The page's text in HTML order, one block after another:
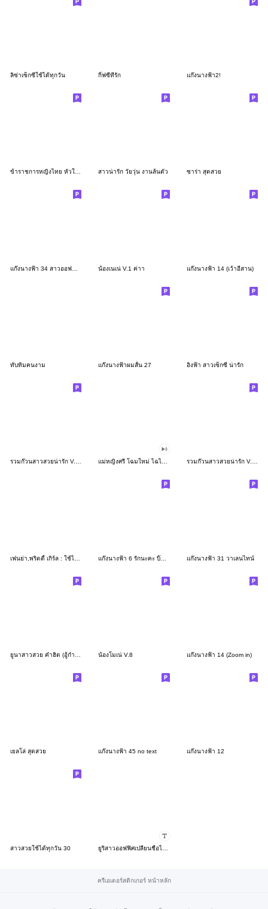
ลิซ่าเซ็กซี่ใช้ได้ทุกวัน กิ๊ฟซี่ที่รัก แก๊งนางฟ้า2!
ข้าราชการหญิงไทย หัวใจเพื่อประชาชน สาวน่ารัก วัยวุ่น งานล้นตัว ซาร่า สุดสวย
น้องเนเน่ V.1 ค่าา แก๊งนางฟ้า 14 (เว้าอีสาน)
ทับทิมคนงาม แก๊งนางฟ้าผมสั้น 27 อิงฟ้า สาวเซ็กซี่ น่ารัก
รวมก๊วนสาวสวยน่ารัก V.17 แม่หญิงศรี โฉมใหม่ ไฉไลเวอร์! รวมก๊วนสาวสวยน่ารัก V.10
แก๊งนางฟ้า 31 วาเลนไทน์​
น้องโมเน่ V.8 แก๊งนางฟ้า 14 (Zoom in)
เยลโล่ สุดสวย แก๊งนางฟ้า 45 no text แก๊งนางฟ้า 12
สาวสวยใช้ได้ทุกวัน 30
ครีเอเตอร์สติกเกอร์ หน้าหลัก